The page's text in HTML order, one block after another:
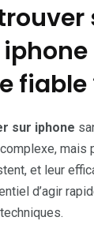
fiable
sur iphone
mais
et leur
d’agir